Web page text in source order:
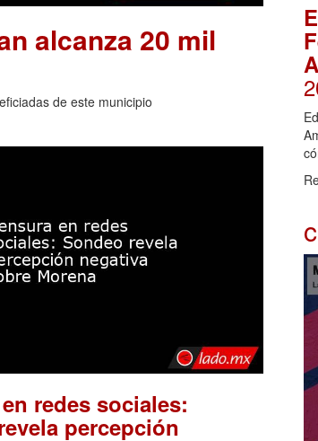
alcanza 20 mil
de este municipio
redes sociales:
percepción